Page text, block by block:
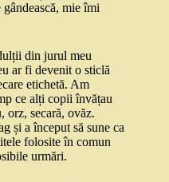
mie îmi
din jurul meu
ar fi devenit o sticlă
etichetă. Am
ce alți copii învățau
orz, secară, ovăz.
și a început să sune ca
folosite în comun
urmări.